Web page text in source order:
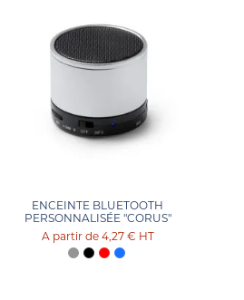
ENCEINTE BLUETOOTH
PERSONNALISÉE "CORUS"
4,27 € HT